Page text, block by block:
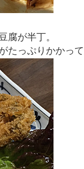
腐が半丁。
たっぷりかかっ